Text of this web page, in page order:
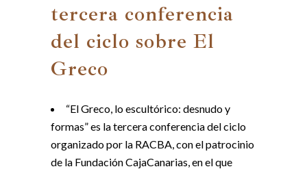
tercera conferencia
del ciclo sobre El
Greco
“El Greco, lo escultórico: desnudo y
formas” es la tercera conferencia del ciclo
organizado por la RACBA, con el patrocinio
de la Fundación CajaCanarias, en el que